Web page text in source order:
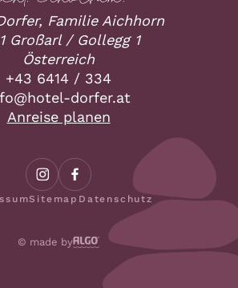
Familie Aichhorn
Großarl / Gollegg 1
Österreich
+43 6414 / 334
letoh@ofni
Anreise planen
Sitemap Datenschutz
© made by